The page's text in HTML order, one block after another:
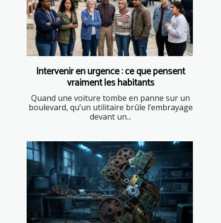
Intervenir en urgence : ce que pensent
vraiment les habitants
Quand une voiture tombe en panne sur un
boulevard, qu’un utilitaire brûle l’embrayage
devant un...